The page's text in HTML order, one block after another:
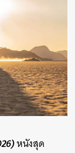
หนังสุด